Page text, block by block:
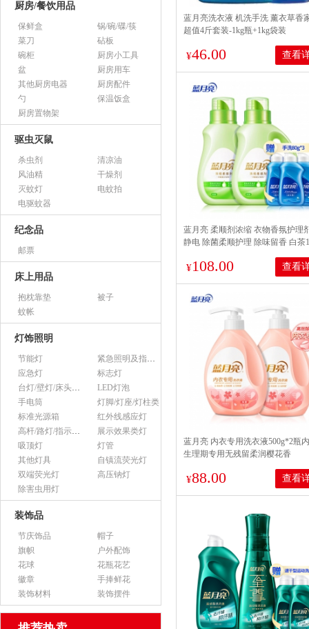
厨房/餐饮用品
保鲜盒
锅/碗/碟/筷
菜刀
砧板
碗柜
厨房小工具
盆
厨房用车
其他厨房电器
厨房配件
勺
保温饭盒
厨房置物架
驱虫灭鼠
杀虫剂
清凉油
风油精
干燥剂
灭蚊灯
电蚊拍
电驱蚊器
纪念品
邮票
床上用品
抱枕靠垫
被子
蚊帐
灯饰照明
节能灯
紧急照明及指示灯
应急灯
标志灯
台灯/壁灯/床头灯/落地灯
LED灯泡
手电筒
灯脚/灯座/灯柱类
标准光源箱
红外线感应灯
高杆/路灯/指示灯类
展示效果类灯
吸顶灯
灯管
其他灯具
自镇流荧光灯
双端荧光灯
高压钠灯
除害虫用灯
装饰品
节庆饰品
帽子
旗帜
户外配饰
花球
花瓶花艺
徽章
手捧鲜花
装饰材料
装饰摆件
蓝月亮洗衣液 机洗手洗 薰衣草香
超值4斤套装-1kg瓶+1kg袋装
¥46.00 查看
蓝月亮 柔顺剂浓缩 衣物香氛护理
静电 除菌柔顺护理 除味留香 白茶
¥108.00 查看
蓝月亮 内衣专用洗衣液500g*2瓶
生理期专用无残留柔润樱花香
¥88.00 查看